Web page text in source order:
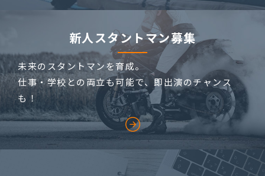
新人スタントマン募集
未来のスタントマンを育成。
仕事・学校との両立も可能で、即出演のチャンス
も！